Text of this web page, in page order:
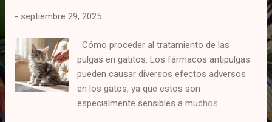
- septiembre 29, 2025
Cómo proceder al tratamiento de las
pulgas en gatitos. Los fármacos antipulgas
pueden causar diversos efectos adversos
en los gatos, ya que estos son
especialmente sensibles a muchos